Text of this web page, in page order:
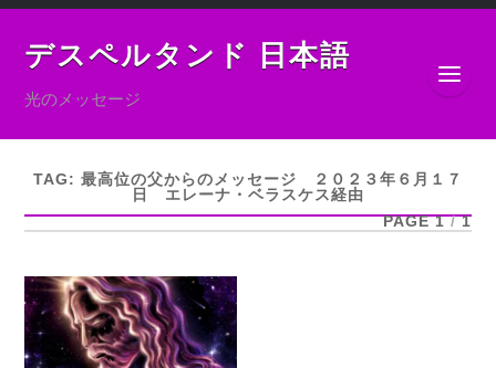
デスペルタンド 日本語
光のメッセージ
TAG: 最高位の父からのメッセージ ２０２３年６月１７
日 エレーナ・ベラスケス経由
PAGE 1 / 1